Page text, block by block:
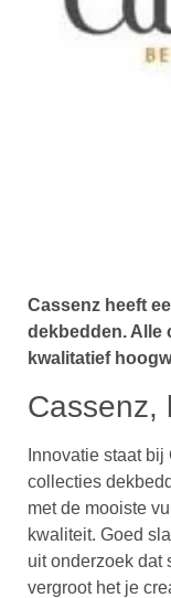
Cassenz heeft
dekbedden. Alle
kwalitatief
Cassenz,
Innovatie staat
collecties
met de mooiste
kwaliteit. Goed
uit onderzoek dat
vergroot het je